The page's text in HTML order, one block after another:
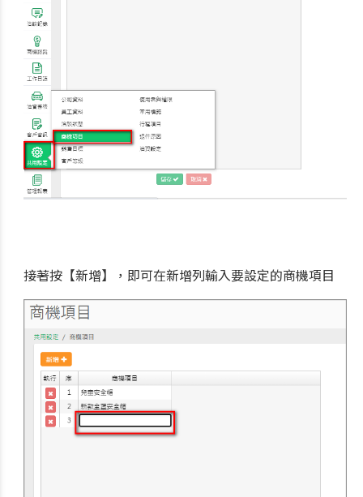
接著按【新增】，即可在新增列輸入要設定的商機項目